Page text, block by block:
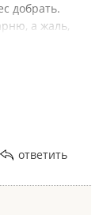
добрать.
а жаль,
сада".
ответить